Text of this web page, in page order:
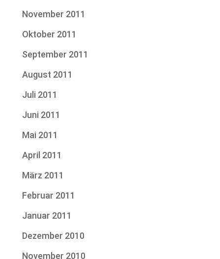
November 2011
Oktober 2011
September 2011
August 2011
Juli 2011
Juni 2011
Mai 2011
April 2011
März 2011
Februar 2011
Januar 2011
Dezember 2010
November 2010